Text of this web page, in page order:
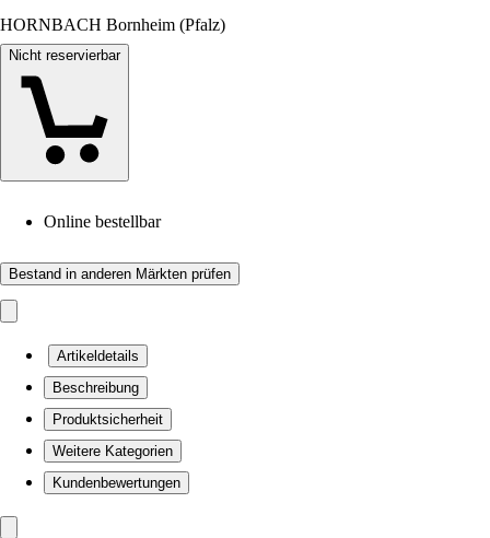
HORNBACH Bornheim (Pfalz)
Nicht reservierbar
Online bestellbar
Bestand in anderen Märkten prüfen
Artikeldetails
Beschreibung
Produktsicherheit
Weitere Kategorien
Kundenbewertungen